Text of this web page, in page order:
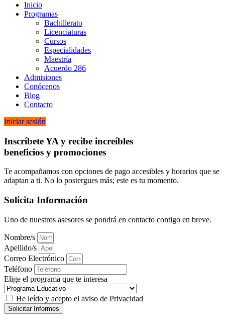
Inicio
Programas
Bachillerato
Licenciaturas
Cursos
Especialidades
Maestría
Acuerdo 286
Admisiones
Conócenos
Blog
Contacto
Iniciar sesión
Inscríbete YA y recibe increíbles
beneficios y promociones
Te acompañamos con opciones de pago accesibles y horarios que se
adaptan a ti. No lo postergues más; este es tu momento.
Solicita Información
Uno de nuestros asesores se pondrá en contacto contigo en breve.
Nombre/s
Apellido/s
Correo Electrónico
Teléfono
Elige el programa que te interesa
He leído y acepto el aviso de Privacidad
Solicitar Informes